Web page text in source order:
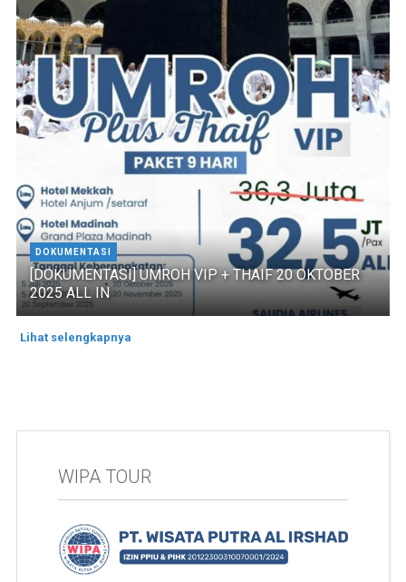
DOKUMENTASI
[DOKUMENTASI] UMROH VIP + THAIF 20 OKTOBER
2025 ALL IN
Lihat selengkapnya
WIPA TOUR